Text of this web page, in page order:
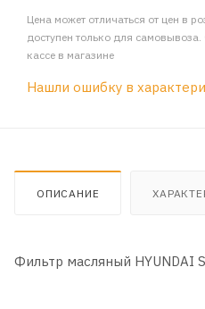
Цена может отличаться от цен в
доступен только для
кассе в магазине
Нашли ошибку в
ОПИСАНИЕ
Фильтр масляный HYUNDAI